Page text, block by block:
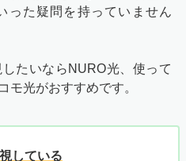
った疑問を持っていません
たいならNURO光、使って
モ光がおすすめです。
している